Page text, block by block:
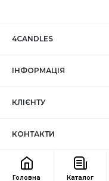
Головна Каталог
4CANDLES
ІНФОРМАЦІЯ
КЛІЄНТУ
КОНТАКТИ